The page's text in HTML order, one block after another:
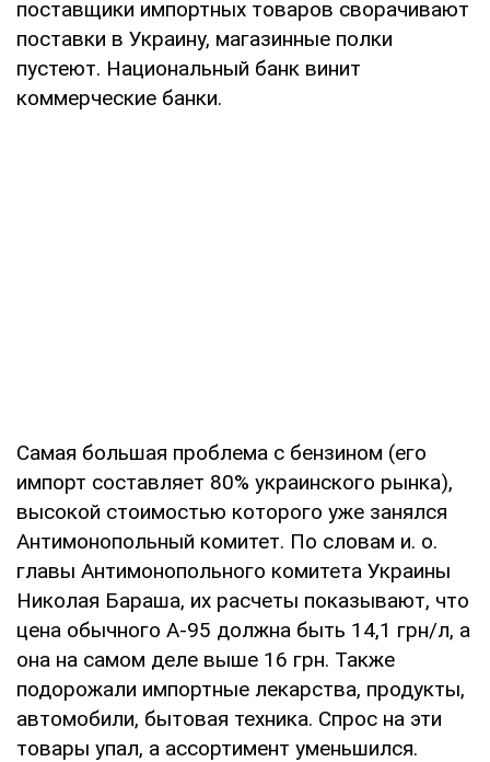
поставщики импортных товаров сворачивают
поставки в Украину, магазинные полки
пустеют. Национальный банк винит
коммерческие банки.
Самая большая проблема с бензином (его
импорт составляет 80% украинского рынка),
высокой стоимостью которого уже занялся
Антимонопольный комитет. По словам и. о.
главы Антимонопольного комитета Украины
Николая Бараша, их расчеты показывают, что
цена обычного А-95 должна быть 14,1 грн/л, а
она на самом деле выше 16 грн. Также
подорожали импортные лекарства, продукты,
автомобили, бытовая техника. Спрос на эти
товары упал, а ассортимент уменьшился.